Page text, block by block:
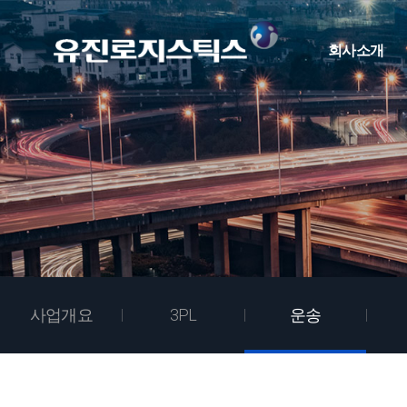
회사소개
사업개요 3PL 운송